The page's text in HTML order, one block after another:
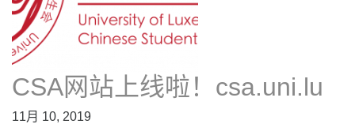
CSA网站上线啦！csa.uni.lu
11月 10, 2019